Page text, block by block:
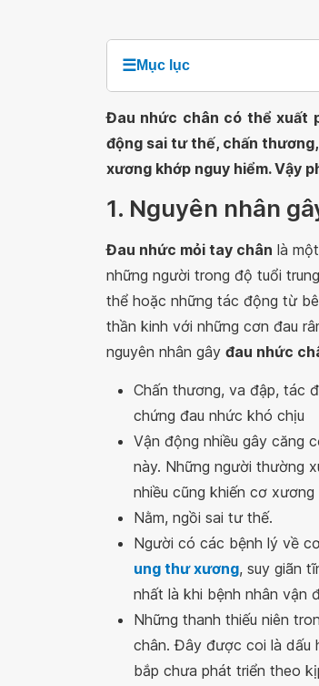
☰Mục lục
Đau nhức chân có thể xuất
động sai tư thế, chấn
xương khớp nguy hiểm. Vậy
1. Nguyên nhân
Đau nhức mỏi tay chân là
những người trong độ tuổi
thể hoặc những tác động từ
thần kinh với những cơn đau
nguyên nhân gây đau nhức
Chấn thương, va đập, tác
chứng đau nhức khó chịu
Vận động nhiều gây căng
này. Những người thường
nhiều cũng khiến cơ
Nằm, ngồi sai tư thế.
Người có các bệnh lý về
ung thư xương, suy giãn
nhất là khi bệnh nhân vận
Những thanh thiếu niên
chân. Đây được coi là dấu
bắp chưa phát triển theo